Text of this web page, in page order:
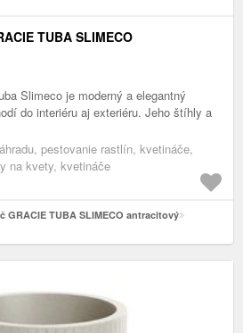
TUBA SLIMECO
Slimeco je moderný a elegantný
do interiéru aj exteriéru. Jeho štíhly a
pestovanie rastlín, kvetináče,
na kvety, kvetináče
GRACIE TUBA SLIMECO antracitový